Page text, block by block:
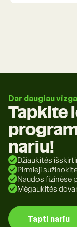
Dar daugiau
Tapkite
nariu!
Džiaukitės
Pirmieji
Naudos fizinėse
Mėgaukitės
Tapti nariu